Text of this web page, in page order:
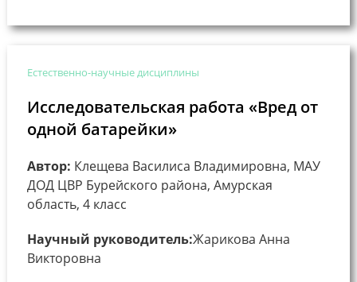
Естественно-научные дисциплины
Исследовательская работа «Вред от
одной батарейки»
Автор: Клещева Василиса Владимировна, МАУ
ДОД ЦВР Бурейского района, Амурская
область, 4 класс
Научный руководитель:Жарикова Анна
Викторовна